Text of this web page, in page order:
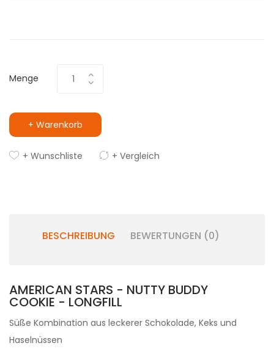
Menge
+ Warenkorb
+ Wunschliste + Vergleich
BESCHREIBUNG BEWERTUNGEN (0)
AMERICAN STARS - NUTTY BUDDY
COOKIE - LONGFILL
Süße Kombination aus leckerer Schokolade, Keks und
Haselnüssen